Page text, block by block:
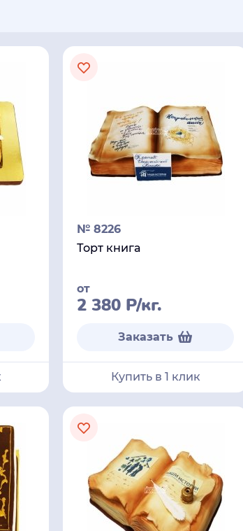
№ 8226
Торт книга
от
2 380 Р/кг.
Заказать
Купить в 1 клик